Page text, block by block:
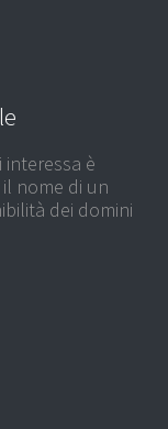
interessa è
nome di un
dei domini